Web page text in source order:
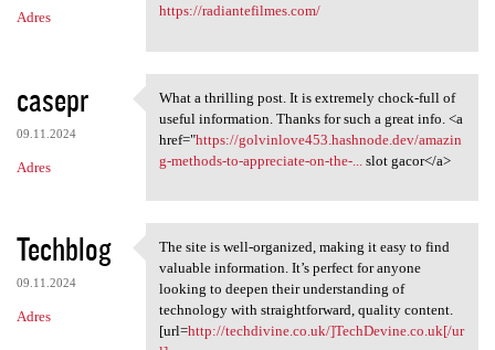
Adres
https://radiantefilmes.com/
casepr
09.11.2024
Adres
What a thrilling post. It is
What a thrilling post. It is extremely chock-full of
useful information. Thanks for such a great info. <a
href="https://golvinlove453.hashnode.dev/amazin
g-methods-to-appreciate-on-the-...
slot gacor</a>
Techblog
09.11.2024
Adres
The site is well-organized,
The site is well-organized, making it easy to find
valuable information. It’s perfect for anyone
looking to deepen their understanding of
technology with straightforward, quality content.
[url=http://techdivine.co.uk/]TechDevine.co.uk[/ur